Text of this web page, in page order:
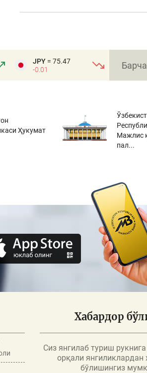
JPY = 75.47
-0.01
Ҳукумат
Мажлис
пал...
Хабардор
Сиз янгилаб туриш
орқали янгиликлардан
бўлишингиз